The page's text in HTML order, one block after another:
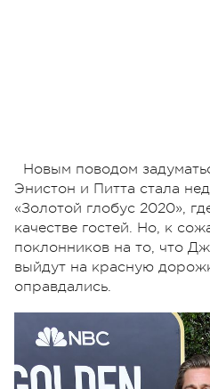
Новым поводом
Энистон и Питта стала
«Золотой глобус 2020»,
качестве гостей. Но, к
поклонников на то, что
выйдут на красную
оправдались.